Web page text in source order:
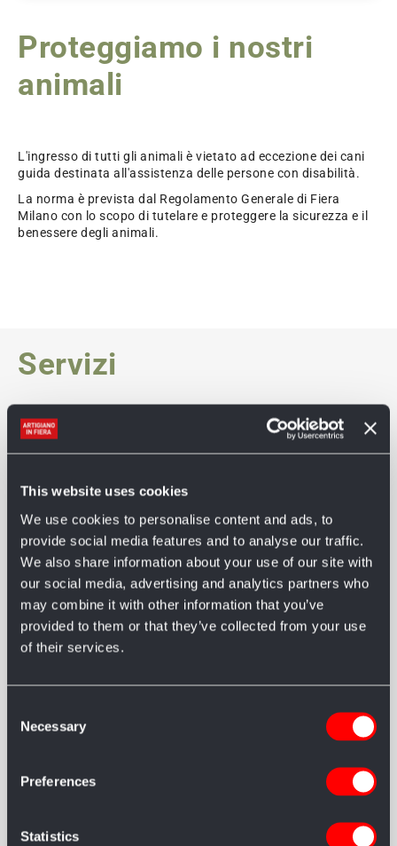
This website uses cookies
We use cookies to personalise content and ads, to
provide social media features and to analyse our traffic.
We also share information about your use of our site with
our social media, advertising and analytics partners who
may combine it with other information that you’ve
provided to them or that they’ve collected from your use
of their services.
Selection
Necessary
Preferences
Statistics
Proteggiamo i nostri
animali
L'ingresso di tutti gli animali è vietato ad eccezione dei cani
guida destinata all'assistenza delle persone con disabilità.
La norma è prevista dal Regolamento Generale di Fiera
Milano con lo scopo di tutelare e proteggere la sicurezza e il
benessere degli animali.
Servizi
Accesso diversamente